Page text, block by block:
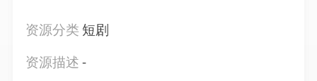
资源分类 短剧
资源描述-